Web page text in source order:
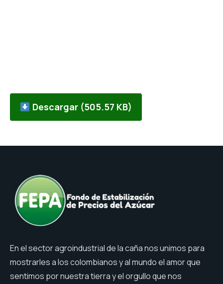
Descargar (505.57 KB)
En el sector agroindustrial de la caña nos unimos para
mostrarles a los colombianos y al mundo el amor que
sentimos por nuestra tierra y el orgullo que nos